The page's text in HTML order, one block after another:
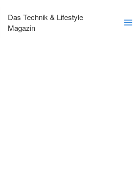
Das Technik & Lifestyle
Magazin